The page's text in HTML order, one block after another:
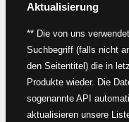
Aktualisierung
** Die von uns
Suchbegriff (falls nicht
den Seitentitel) die in
Produkte wieder. Die
sogenannte API
aktualisieren unsere